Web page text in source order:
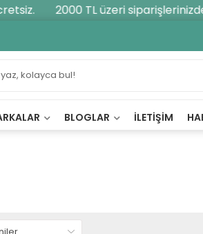
2000 TL üzeri siparişlerinizde
BLOGLAR İLETIŞIM